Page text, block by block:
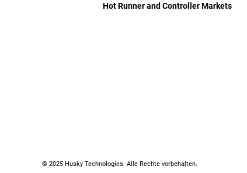
Hot Runner and Controller Markets
© 2025 Husky Technologies. Alle Rechte vorbehalten.